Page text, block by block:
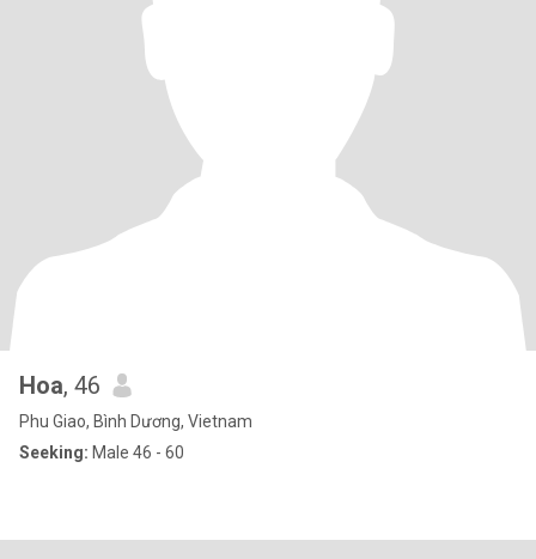
Hoa, 46
Phu Giao, Bình Dương, Vietnam
Seeking: Male 46 - 60